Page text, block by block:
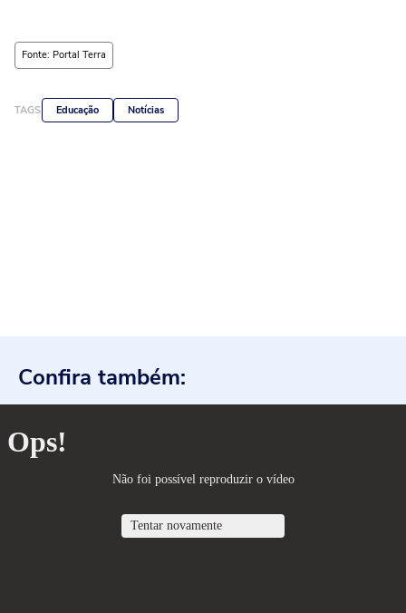
Fonte: Portal Terra
TAGS Educação Notícias
Confira também: